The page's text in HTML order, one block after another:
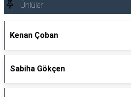
Ünlüler
Kenan Çoban
Sabiha Gökçen